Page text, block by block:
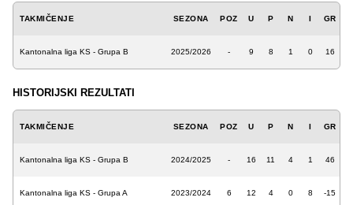
TAKMIČENJE SEZONA POZ U P N I GR
Kantonalna liga KS - Grupa B 2025/2026 - 9 8 1 0 16
HISTORIJSKI REZULTATI
TAKMIČENJE SEZONA POZ U P N I GR
Kantonalna liga KS - Grupa B 2024/2025 - 16 11 4 1 46
Kantonalna liga KS - Grupa A 2023/2024 6 12 4 0 8 -15